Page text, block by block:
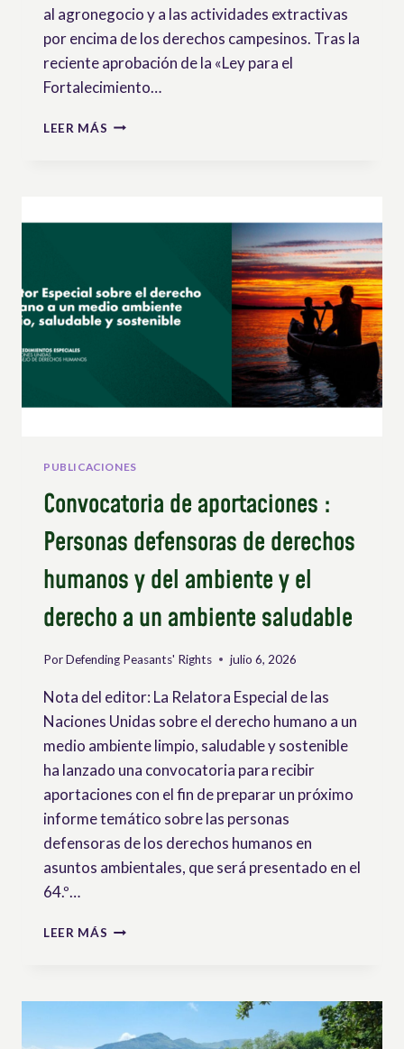
al agronegocio y a las actividades extractivas
por encima de los derechos campesinos. Tras la
reciente aprobación de la «Ley para el
Fortalecimiento…
LEER MÁS COMUNIDADES
PUBLICACIONES
Convocatoria de aportaciones :
Personas defensoras de derechos
humanos y del ambiente y el
derecho a un ambiente saludable
PorDefending Peasants' Rights julio 6, 2026
Nota del editor: La Relatora Especial de las
Naciones Unidas sobre el derecho humano a un
medio ambiente limpio, saludable y sostenible
ha lanzado una convocatoria para recibir
aportaciones con el fin de preparar un próximo
informe temático sobre las personas
defensoras de los derechos humanos en
asuntos ambientales, que será presentado en el
64.º…
LEER MÁS CONVOCATORIA
PERSONAS
DE